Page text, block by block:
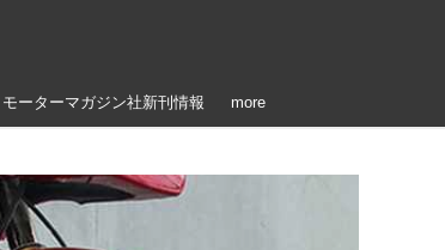
モーターマガジン社新刊情報 more